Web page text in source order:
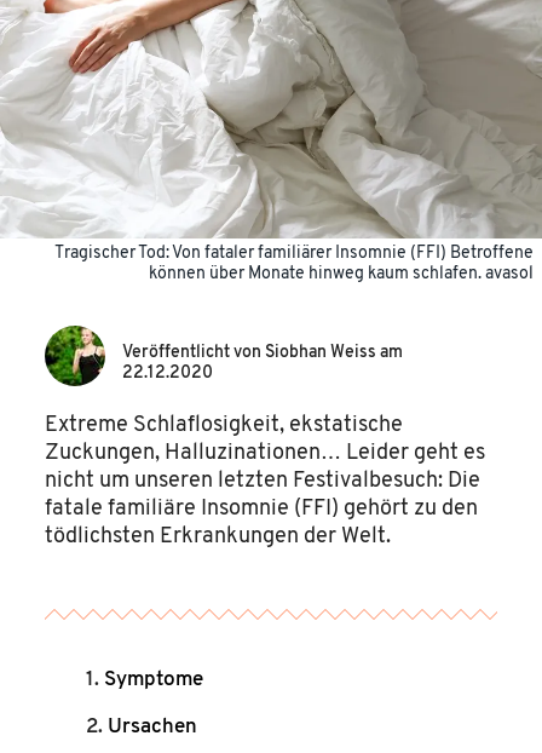
Tragischer Tod: Von fataler familiärer Insomnie (FFI) Betroffene
können über Monate hinweg kaum schlafen. avasol
Veröffentlicht vonSiobhan Weiss am
22.12.2020
Extreme Schlaflosigkeit, ekstatische
Zuckungen, Halluzinationen… Leider geht es
nicht um unseren letzten Festivalbesuch: Die
fatale familiäre Insomnie (FFI) gehört zu den
tödlichsten Erkrankungen der Welt.
Symptome
Ursachen